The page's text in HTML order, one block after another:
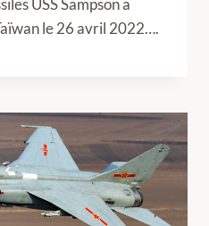
USS Sampson a
le 26 avril 2022….